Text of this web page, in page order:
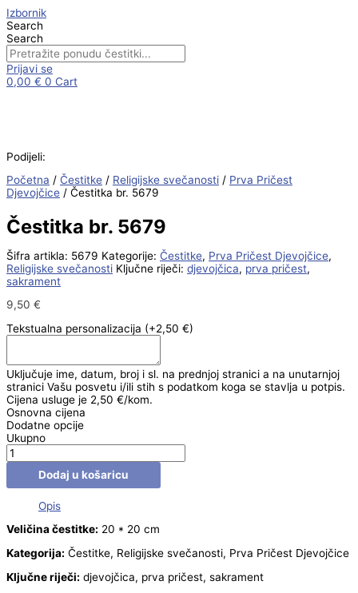
to
content
Izbornik
Search
Search
Prijavi se
0,00 € 0 Cart
Podijeli:
Početna / Čestitke / Religijske svečanosti / Prva Pričest
Djevojčice / Čestitka br. 5679
Čestitka br. 5679
Šifra artikla: 5679 Kategorije: Čestitke, Prva Pričest Djevojčice,
Religijske svečanosti Ključne riječi: djevojčica, prva pričest,
sakrament
9,50 €
Tekstualna personalizacija (+2,50 €)
Uključuje ime, datum, broj i sl. na prednjoj stranici a na unutarnjoj
stranici Vašu posvetu i/ili stih s podatkom koga se stavlja u potpis.
Cijena usluge je 2,50 €/kom.
Osnovna cijena
Dodatne opcije
Ukupno
Čestitka
br.
5679
količina
Dodaj u košaricu
Opis
Veličina čestitke: 20 * 20 cm
Kategorija: Čestitke, Religijske svečanosti, Prva Pričest Djevojčice
Ključne riječi: djevojčica, prva pričest, sakrament